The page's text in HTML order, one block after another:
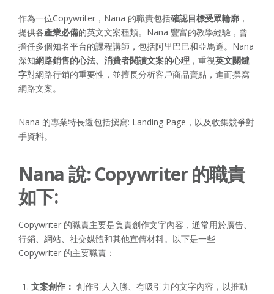
作為一位Copywriter，Nana 的職責包括確認目標受眾輪廓 ，
提供各產業必備的英文文案種類。Nana 豐富的教學經驗，曾
擔任多個知名平台的課程講師，包括阿里巴巴和亞馬遜。Nana
深知網路銷售的心法、消費者閱讀文案的心理 ，重視英文關鍵
字對網路行銷的重要性，並擅長分析客戶商品賣點，進而撰寫
網路文案。
Nana 的專業特長還包括撰寫: Landing Page，以及收集競爭對
手資料。
Nana 說: Copywriter 的職責
如下:
Copywriter 的職責主要是負責創作文字內容，通常用於廣告、
行銷、網站、社交媒體和其他宣傳材料。以下是一些
Copywriter 的主要職責：
文案創作： 創作引人入勝、有吸引力的文字內容，以推動